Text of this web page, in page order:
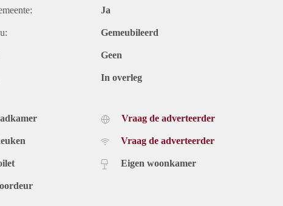
Ja
Gemeubileerd
Geen
In overleg
Vraag de adverteerder
Vraag de adverteerder
Eigen woonkamer